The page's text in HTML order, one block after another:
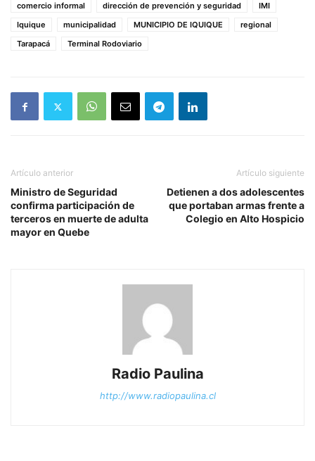
comercio informal
dirección de prevención y seguridad
IMI
Iquique
municipalidad MUNICIPIO DE IQUIQUE
regional
Tarapacá
Terminal Rodoviario
Artículo anterior
Ministro de Seguridad
confirma participación de
terceros en muerte de adulta
mayor en Quebe
Artículo siguiente
Detienen a dos adolescentes
que portaban armas frente a
Colegio en Alto Hospicio
Radio Paulina
http://www.radiopaulina.cl